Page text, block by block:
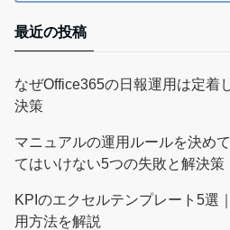
最近の投稿
なぜOffice365の日報運用は定着
決策
マニュアルの運用ルールを決め
てはいけない5つの失敗と解決策
KPIのエクセルテンプレート5選
用方法を解説